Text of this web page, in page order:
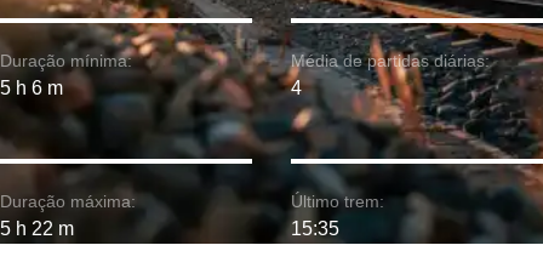
Duração mínima:
5 h 6 m
Duração máxima:
5 h 22 m
Média de partidas diárias:
4
Último trem:
15:35